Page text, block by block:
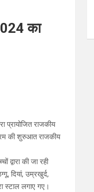
का
प्रायोजित राजकीय
की शुरुआत राजकीय
द्वारा की जा रही
दियां, उम्रखुर्द,
स्टाल लगाए गए।